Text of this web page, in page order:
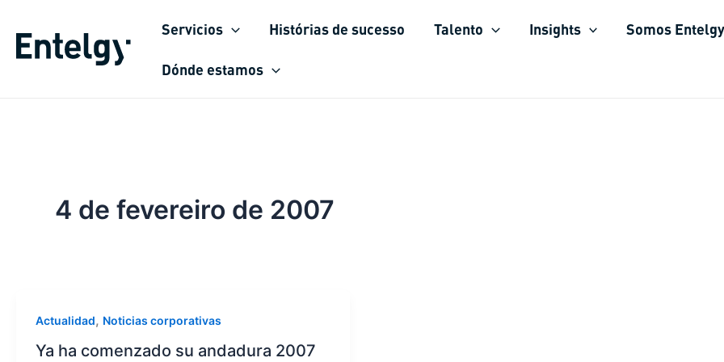
para
Servicios Histórias de sucesso Talento Insights Somos Entelgy
Dónde estamos
4 de fevereiro de 2007
Actualidad, Noticias corporativas
Ya ha comenzado su andadura 2007